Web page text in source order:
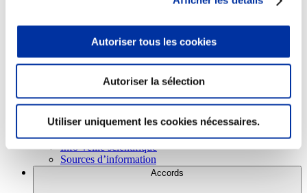
Autoriser tous les cookies
Autoriser la sélection
Utiliser uniquement les cookies nécessaires.
Consommation
Viandes et santé
Juste rémunération et attractivité des métiers
Info-veille scientifique
Sources d’information
Accords